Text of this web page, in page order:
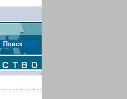
Поиск